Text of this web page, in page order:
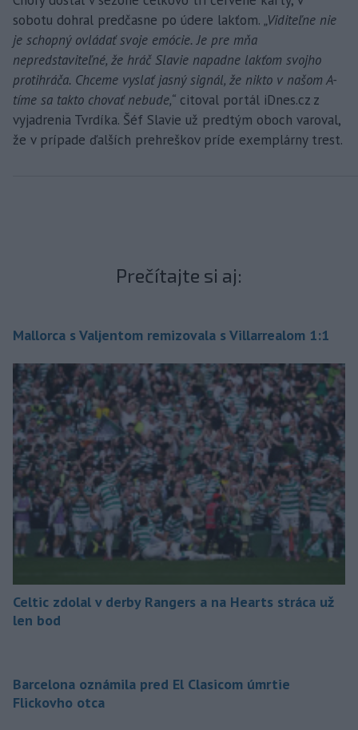
sobotu dohral predčasne po údere lakťom. „Viditeľne nie
je schopný ovládať svoje emócie. Je pre mňa
nepredstaviteľné, že hráč Slavie napadne lakťom svojho
protihráča. Chceme vyslať jasný signál, že nikto v našom A-
tíme sa takto chovať nebude,“ citoval portál iDnes.cz z
vyjadrenia Tvrdíka. Šéf Slavie už predtým oboch varoval,
že v prípade ďalších prehreškov príde exemplárny trest.
Prečítajte si aj:
Mallorca s Valjentom remizovala s Villarrealom 1:1
Celtic zdolal v derby Rangers a na Hearts stráca už
len bod
Barcelona oznámila pred El Clasicom úmrtie
Flickovho otca